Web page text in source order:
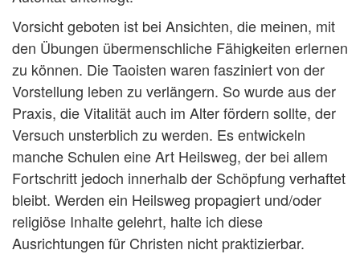
Vorsicht geboten ist bei Ansichten, die meinen, mit
den Übungen übermenschliche Fähigkeiten erlernen
zu können. Die Taoisten waren fasziniert von der
Vorstellung leben zu verlängern. So wurde aus der
Praxis, die Vitalität auch im Alter fördern sollte, der
Versuch unsterblich zu werden. Es entwickeln
manche Schulen eine Art Heilsweg, der bei allem
Fortschritt jedoch innerhalb der Schöpfung verhaftet
bleibt. Werden ein Heilsweg propagiert und/oder
religiöse Inhalte gelehrt, halte ich diese
Ausrichtungen für Christen nicht praktizierbar.